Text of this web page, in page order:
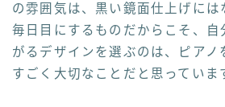
の雰囲気は、黒い鏡面仕上げには
毎日目にするものだからこそ、自
がるデザインを選ぶのは、ピアノ
すごく大切なことだと思っていま